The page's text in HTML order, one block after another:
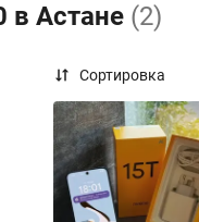
в Астане (2)
Сортировка